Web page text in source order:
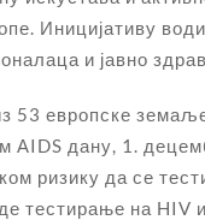
Иницијативу
и јавно
53 европске
АIDS дану, 1.
ризику да се
тестирање на HIV